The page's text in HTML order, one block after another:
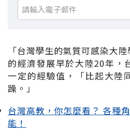
「台灣學生的氣質可感染大
的經濟發展早於大陸20年，
一定的經驗值，「比起大陸
躁。」
台灣高教，你怎麼看？ 各種
能！